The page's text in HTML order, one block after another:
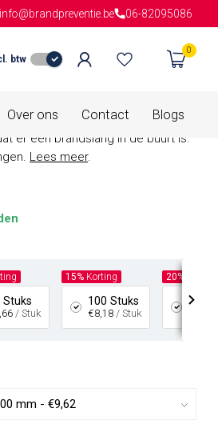
Gratis verzendingvanaf € 150,- in
info@brandpreventie.be 06-82095086
btw
0
Over ons Contact Blogs
er een brandslang in de buurt is.
Lees meer.
Stuks
/ Stuk
15% Korting
100 Stuks
€8,18 / Stuk
20%
200